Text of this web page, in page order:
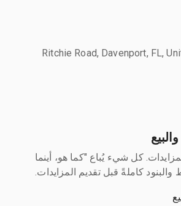
700 Ritchie Road, Davenport, FL,
كل شيء يُباع "كما هو، أينما
كاملةً قبل تقديم المزايدات.